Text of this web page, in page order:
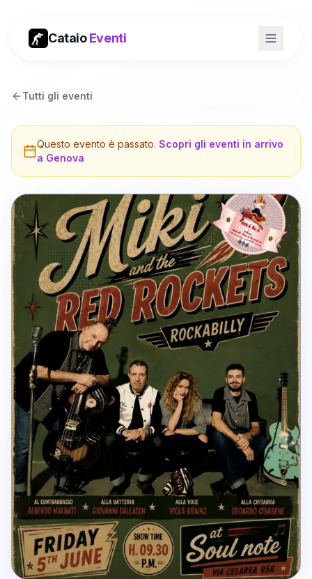
CataioEventi
Tutti gli eventi
Questo evento è passato. Scopri gli eventi in arrivo
a Genova